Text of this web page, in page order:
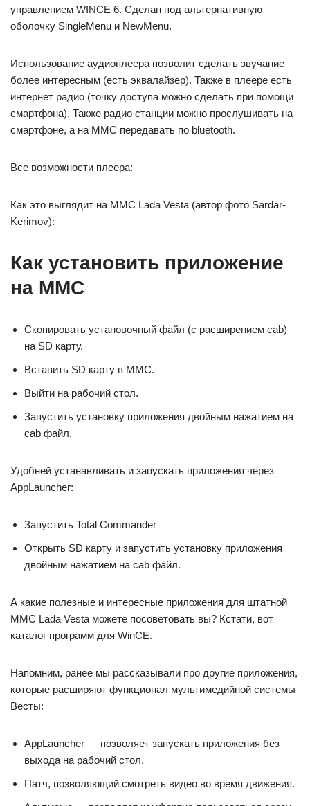
управлением WINCE 6. Сделан под альтернативную
оболочку SingleMenu и NewMenu.
Использование аудиоплеера позволит сделать звучание
более интересным (есть эквалайзер). Также в плеере есть
интернет радио (точку доступа можно сделать при помощи
смартфона). Также радио станции можно прослушивать на
смартфоне, а на ММС передавать по bluetooth.
Все возможности плеера:
Как это выглядит на ММС Lada Vesta (автор фото Sardar-
Kerimov):
Как установить приложение
на ММС
Скопировать установочный файл (с расширением cab)
на SD карту.
Вставить SD карту в ММС.
Выйти на рабочий стол.
Запустить установку приложения двойным нажатием на
cab файл.
Удобней устанавливать и запускать приложения через
AppLauncher:
Запустить Total Commander
Открыть SD карту и запустить установку приложения
двойным нажатием на cab файл.
А какие полезные и интересные приложения для штатной
ММС Lada Vesta можете посоветовать вы? Кстати, вот
каталог программ для WinCE.
Напомним, ранее мы рассказывали про другие приложения,
которые расширяют функционал мультимедийной системы
Весты:
AppLauncher — позволяет запускать приложения без
выхода на рабочий стол.
Патч, позволяющий смотреть видео во время движения.